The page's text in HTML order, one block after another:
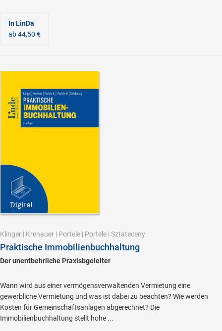
In LinDa
ab 44,50 €
Klinger | Krenauer | Portele | Portele | Sztatecsny
Praktische Immobilienbuchhaltung
Der unentbehrliche Praxisbgeleiter
Wann wird aus einer vermögensverwaltenden Vermietung eine
gewerbliche Vermietung und was ist dabei zu beachten? Wie werden
Kosten für Gemeinschaftsanlagen abgerechnet? Die
Immobilienbuchhaltung stellt hohe ...